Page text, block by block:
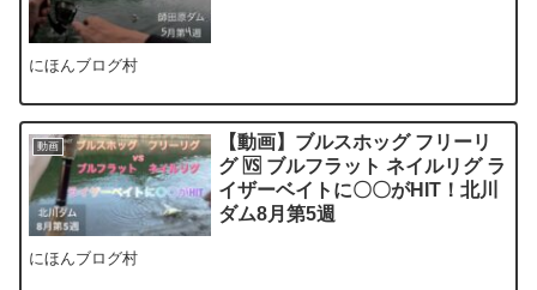
にほんブログ村
動画
【動画】ブルスホッグ フリーリ
グ 🆚 ブルフラット ネイルリグ ラ
イザーベイトに〇〇がHIT！北川
ダム8月第5週
にほんブログ村